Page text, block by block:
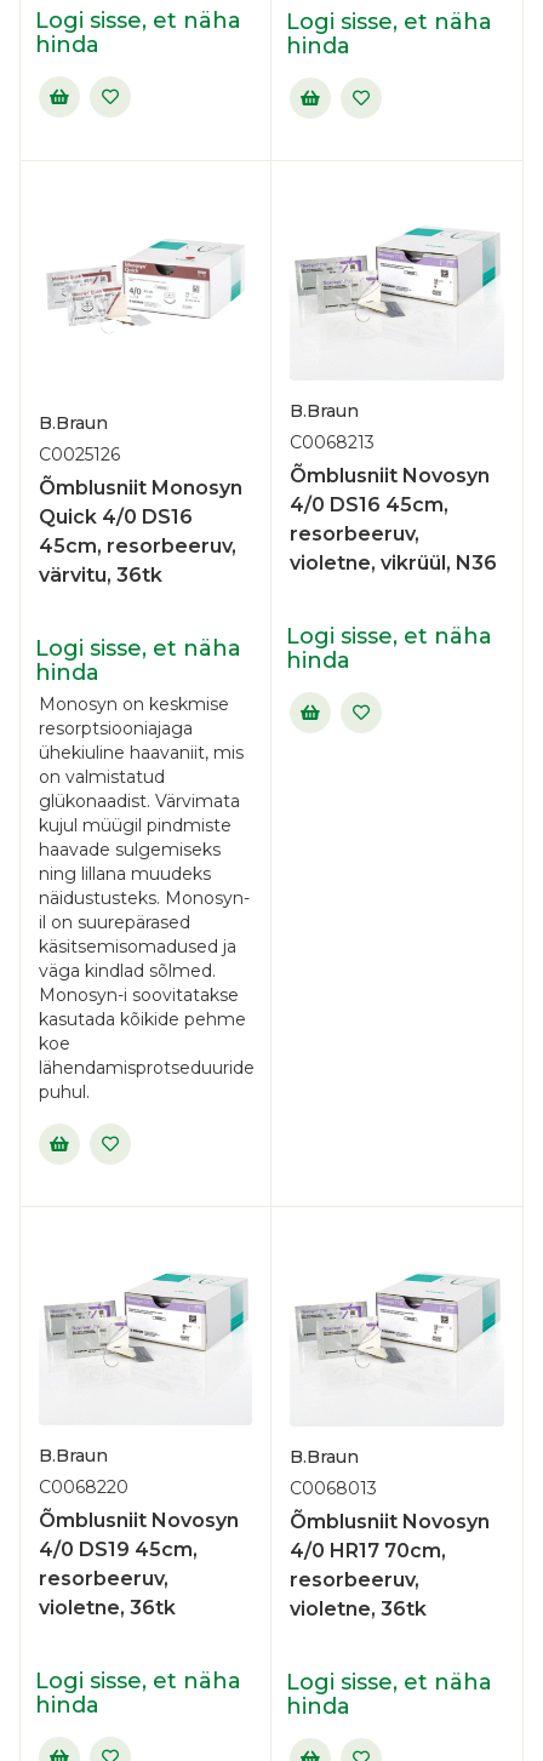
Logi sisse, et näha
hinda
Logi sisse, et näha
hinda
B.Braun
C0025126
Õmblusniit Monosyn
Quick 4/0 DS16
45cm, resorbeeruv,
värvitu, 36tk
Logi sisse, et näha
hinda
Monosyn on keskmise
resorptsiooniajaga
ühekiuline haavaniit, mis
on valmistatud
glükonaadist. Värvimata
kujul müügil pindmiste
haavade sulgemiseks
ning lillana muudeks
näidustusteks. Monosyn-
il on suurepärased
käsitsemisomadused ja
väga kindlad sõlmed.
Monosyn-i soovitatakse
kasutada kõikide pehme
koe
lähendamisprotseduuride
puhul.
B.Braun
C0068213
Õmblusniit Novosyn
4/0 DS16 45cm,
resorbeeruv,
violetne, vikrüül, N36
Logi sisse, et näha
hinda
B.Braun
C0068220
Õmblusniit Novosyn
4/0 DS19 45cm,
resorbeeruv,
violetne, 36tk
Logi sisse, et näha
hinda
B.Braun
C0068013
Õmblusniit Novosyn
4/0 HR17 70cm,
resorbeeruv,
violetne, 36tk
Logi sisse, et näha
hinda